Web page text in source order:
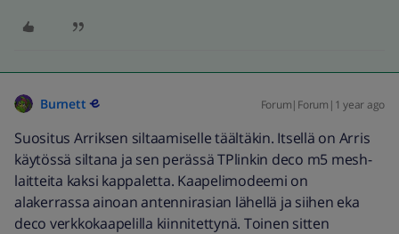
Burnett Forum|Forum|1 year ago
Suositus Arriksen siltaamiselle täältäkin. Itsellä on Arris
käytössä siltana ja sen perässä TPlinkin deco m5 mesh-
laitteita kaksi kappaletta. Kaapelimodeemi on
alakerrassa ainoan antennirasian lähellä ja siihen eka
deco verkkokaapelilla kiinnitettynä. Toinen sitten